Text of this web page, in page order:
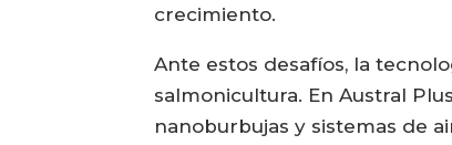
crecimiento.
Ante estos desafíos, la
salmonicultura. En Austral
nanoburbujas y sistemas de